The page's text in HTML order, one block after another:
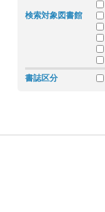
検索対象図書館
書誌区分